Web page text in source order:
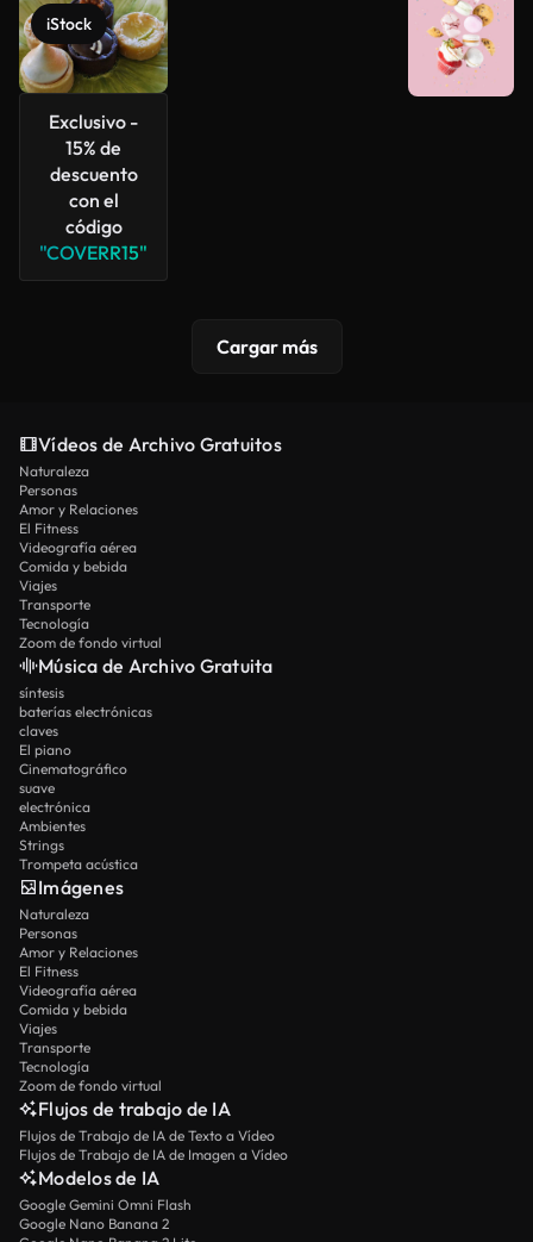
iStock
Exclusivo -
15% de
descuento
con el
código
"COVERR15"
Cargar más
Vídeos de Archivo Gratuitos
Naturaleza
Personas
Amor y Relaciones
El Fitness
Videografía aérea
Comida y bebida
Viajes
Transporte
Tecnología
Zoom de fondo virtual
Música de Archivo Gratuita
síntesis
baterías electrónicas
claves
El piano
Cinematográfico
suave
electrónica
Ambientes
Strings
Trompeta acústica
Imágenes
Naturaleza
Personas
Amor y Relaciones
El Fitness
Videografía aérea
Comida y bebida
Viajes
Transporte
Tecnología
Zoom de fondo virtual
Flujos de trabajo de IA
Flujos de Trabajo de IA de Texto a Vídeo
Flujos de Trabajo de IA de Imagen a Vídeo
Modelos de IA
Google Gemini Omni Flash
Google Nano Banana 2